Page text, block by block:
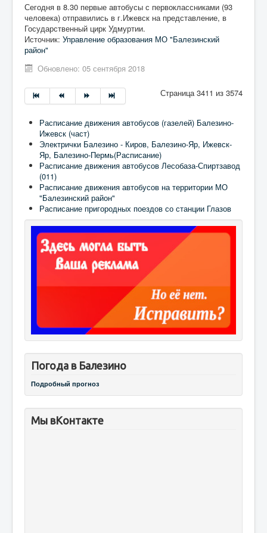
Сегодня в 8.30 первые автобусы с первоклассниками (93
человека) отправились в г.Ижевск на представление, в
Государственный цирк Удмуртии.
Источник: Управление образования МО "Балезинский
район"
Обновлено: 05 сентября 2018
Страница 3411 из 3574
Расписание движения автобусов (газелей) Балезино-
Ижевск (част)
Электрички Балезино - Киров, Балезино-Яр, Ижевск-
Яр, Балезино-Пермь(Расписание)
Расписание движения автобусов Лесобаза-Спиртзавод
(011)
Расписание движения автобусов на территории МО
"Балезинский район"
Расписание пригородных поездов со станции Глазов
Погода в Балезино
Подробный прогноз
Мы вКонтакте